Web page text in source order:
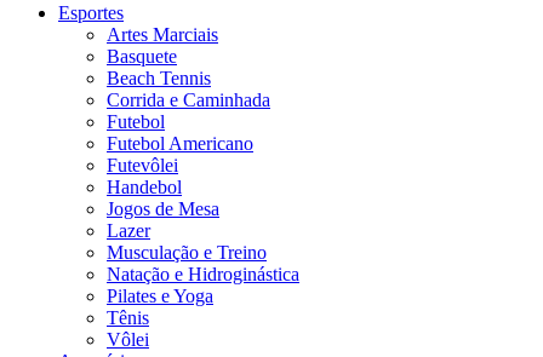
Esportes
Artes Marciais
Basquete
Beach Tennis
Corrida e Caminhada
Futebol
Futebol Americano
Futevôlei
Handebol
Jogos de Mesa
Lazer
Musculação e Treino
Natação e Hidroginástica
Pilates e Yoga
Tênis
Vôlei